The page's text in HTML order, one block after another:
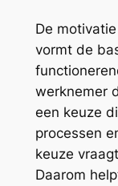
De
vormt de
werknemer
een keuze
processen
keuze
Daarom